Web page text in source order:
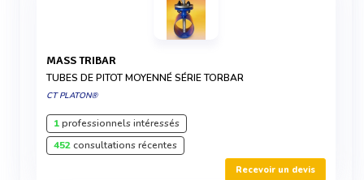
MASS TRIBAR
TUBES DE PITOT MOYENNÉ SÉRIE TORBAR
CT PLATON®
1professionnels intéressés
452consultations récentes
Recevoir un devis